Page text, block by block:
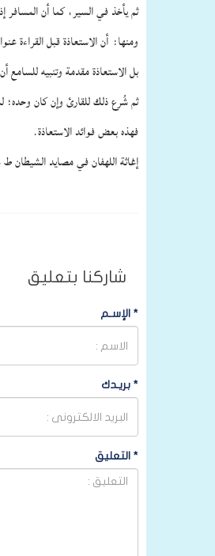
ثم يأخذ في السير، كما أن
ومنها: أن الاستعاذة قبل القراءة
بل الاستعاذة مقدمة وتنبيه للسامع
ثم شُرع ذلك للقارئ وإن كان وحده؛
فهذه بعض فوائد الاستعاذة.
إغاثة اللهفان في مصايد الشيطان ط
شاركنا بتعليق
* الإسـم
* بريـدك
* التعليق